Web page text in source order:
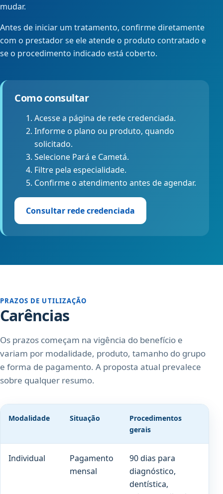
mudar.
Antes de iniciar um tratamento, confirme diretamente
com o prestador se ele atende o produto contratado e
se o procedimento indicado está coberto.
Como consultar
Acesse a página de rede credenciada.
Informe o plano ou produto, quando
solicitado.
Selecione Pará e Cametá.
Filtre pela especialidade.
Confirme o atendimento antes de agendar.
Consultar rede credenciada
PRAZOS DE UTILIZAÇÃO
Carências
Os prazos começam na vigência do benefício e
variam por modalidade, produto, tamanho do grupo
e forma de pagamento. A proposta atual prevalece
sobre qualquer resumo.
Modalidade Situação
Procedimentos
gerais
Individual
Pagamento
mensal
90 dias para
diagnóstico,
dentística,